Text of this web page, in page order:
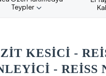
Teypler
KESİCİ -
- REİSS